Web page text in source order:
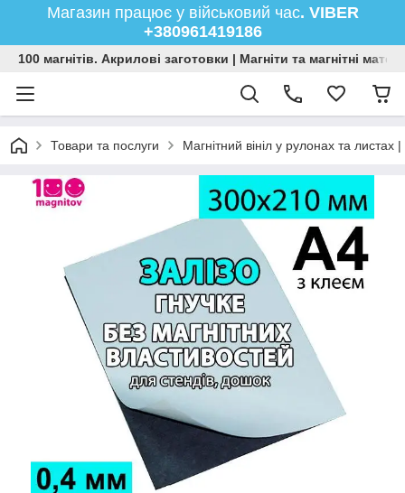
Магазин працює у військовий час. VIBER
+380961419186
100 магнітів. Акрилові заготовки | Магніти та магнітні
Товари та послуги Магнітний вініл у рулонах та листах